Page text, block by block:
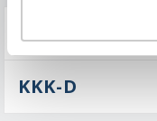
TEHNILINE
KKK-D